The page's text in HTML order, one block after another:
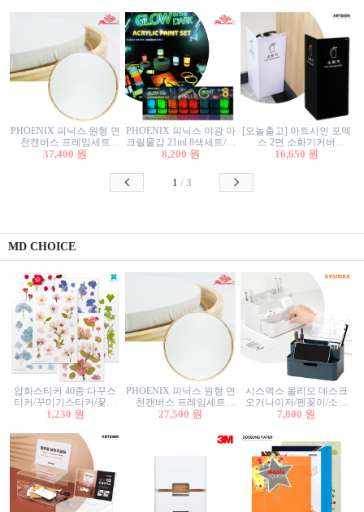
PHOENIX 피닉스 원형 면
천캔버스 프레임세트
40cm/원형캔버스/플로팅
37,400 원
PHOENIX 피닉스 야광 아
크릴물감 21ml 8색세트/야
광물감
8,200 원
[오늘출고] 아트사인 포멕
스 2면 소화기커버
1470/1471/소화기커버/소
함/소화기거치대/소화기
16,650 원
1 / 3
MD CHOICE
압화스티커 40종 다꾸스
티커/꾸미기스티커/꽃스
티커/압화꽃책갈피/팬시
1,230 원
PHOENIX 피닉스 원형 면
천캔버스 프레임세트
30cm/원형캔버스/플로팅
27,500 원
시스맥스 올리오 데스크
오거나이저/펜꽂이/소품
꽂이/소품함/정리함/수납
7,800 원